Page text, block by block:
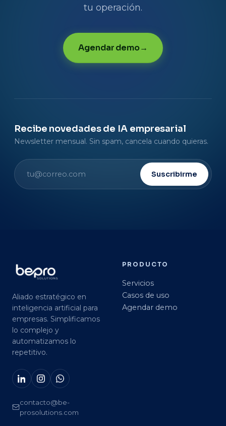
tu operación.
Agendar demo
Recibe novedades de IA empresarial
Newsletter mensual. Sin spam, cancela cuando quieras.
Suscribirme
Aliado estratégico en
inteligencia artificial para
empresas. Simplificamos
lo complejo y
automatizamos lo
repetitivo.
contacto@be-
prosolutions.com
PRODUCTO
Servicios
Casos de uso
Agendar demo